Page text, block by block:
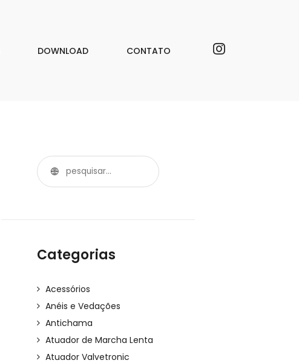
DOWNLOAD CONTATO
Categorias
Acessórios
Anéis e Vedações
Antichama
Atuador de Marcha Lenta
Atuador Valvetronic